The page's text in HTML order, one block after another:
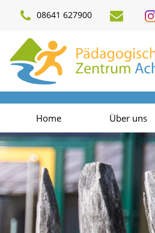
08641 627900
Home Über uns